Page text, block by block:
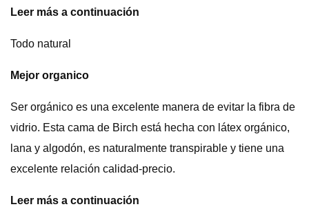
Leer más a continuación
Todo natural
Mejor organico
Ser orgánico es una excelente manera de evitar la fibra de
vidrio. Esta cama de Birch está hecha con látex orgánico,
lana y algodón, es naturalmente transpirable y tiene una
excelente relación calidad-precio.
Leer más a continuación